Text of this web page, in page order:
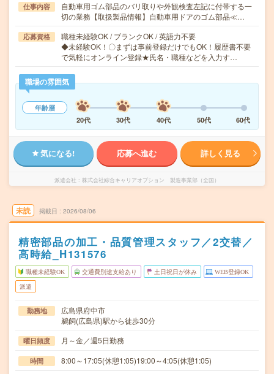
仕事内容
自動車用ゴム部品のバリ取りや外観検査左記に付帯する一
切の業務【取扱製品情報】自動車用ドアのゴム部品≪…
応募資格
職種未経験OK / ブランクOK / 英語力不要
◆未経験OK！〇まずは事前登録だけでもOK！履歴書不要
で気軽にオンライン登録★氏名・職種などを入力す…
職場の雰囲気
年齢層
20代
30代 40代 50代 60代
気になる! 応募へ進む 詳しく見る
派遣会社 株式会社綜合キャリアオプション 製造事業部（全国）
未読 掲載日 2026/08/06
精密部品の加工・品質管理スタッフ／2交替／
高時給_H131576
職種未経験OK 交通費別途支給あり 土日祝日が休み WEB登録OK
派遣
勤務地
広島県府中市
鵜飼(広島県)駅から徒歩30分
曜日頻度 月～金／週5日勤務
時間 8:00～17:05(休憩1:05)19:00～4:05(休憩1:05)